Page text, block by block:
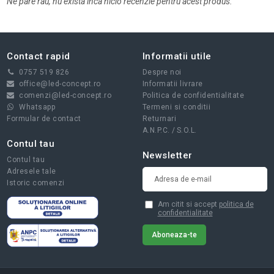
Contact rapid
0757 519 826
office@led-concept.ro
comenzi@led-concept.ro
Whatsapp
Formular de contact
Informatii utile
Despre noi
Informatii livrare
Politica de confidentialitate
Termeni si conditii
Returnari
A.N.P.C. / S.O.L.
Contul tau
Contul tau
Adresele tale
Istoric comenzi
Newsletter
Am citit si accept politica de
confidentialitate